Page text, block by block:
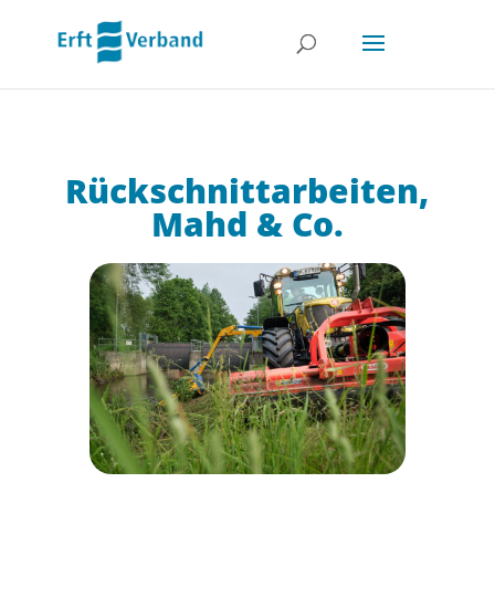
Rückschnittarbeiten,
Mahd & Co.